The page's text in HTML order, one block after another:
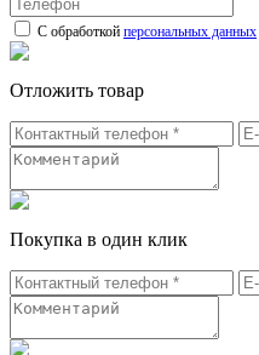
С обработкой персональных данных
Отложить товар
Покупка в один клик